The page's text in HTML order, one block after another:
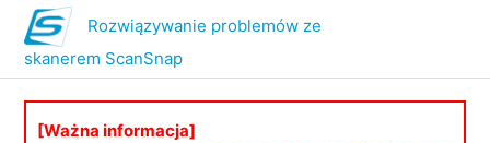
Rozwiązywanie problemów ze
skanerem ScanSnap
[Ważna informacja]